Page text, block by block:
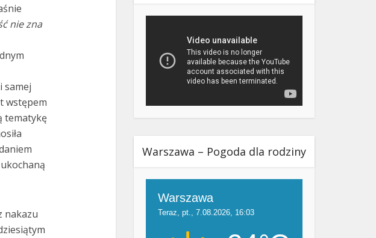
nie zna
samej
wstępem
tematykę
nakazu
Warszawa – Pogoda dla rodziny